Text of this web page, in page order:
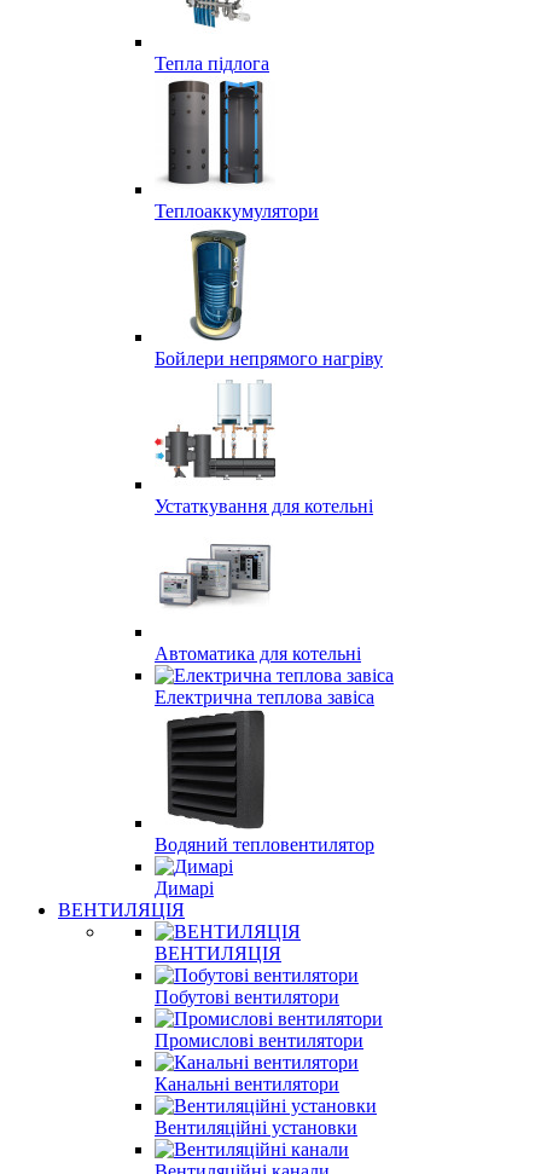
Тепла підлога
Теплоаккумулятори
Бойлери непрямого нагріву
Устаткування для котельні
Автоматика для котельні
Електрична теплова завіса
Водяний тепловентилятор
Димарі
ВЕНТИЛЯЦІЯ
ВЕНТИЛЯЦІЯ
Побутові вентилятори
Промислові вентилятори
Канальні вентилятори
Вентиляційні установки